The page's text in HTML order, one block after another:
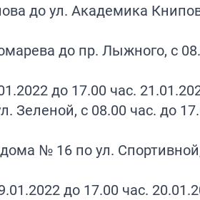
до ул. Академика
до пр. Лыжного, с
до 17.00 час.
Зеленой, с 08.00 час. до
№ 16 по ул.
до 17.00 час.